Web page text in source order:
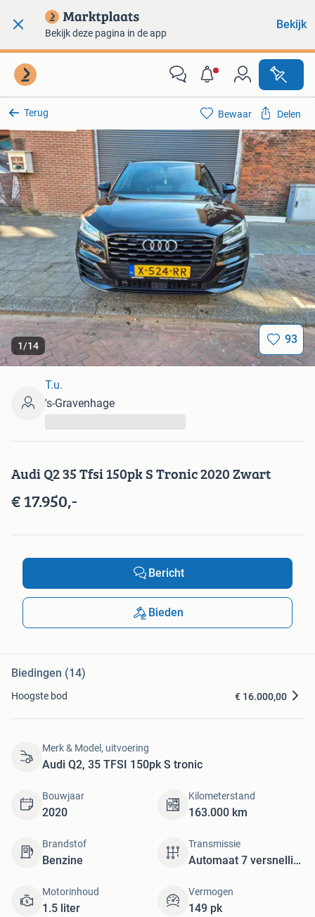
Bekijk deze pagina in de app
Bekijk
Terug
1/14 93
Merk & Model, uitvoering
Audi Q2, 35 TFSI 150pk S tronic
Bouwjaar
2020
Kilometerstand
163.000 km
Brandstof
Benzine
Transmissie
Automaat 7 versnellingen
Motorinhoud
1.5 liter
Vermogen
149 pk
Bewaar Delen
Audi Q2 35 Tfsi 150pk S Tronic 2020 Zwart
€ 17.950,-
T.u.
's-Gravenhage
Bericht
Bieden
Biedingen (14)
Hoogste bod € 16.000,00